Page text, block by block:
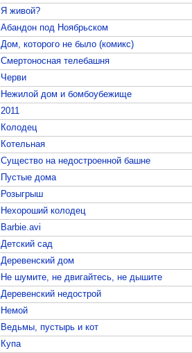
Я живой?
Абандон под Ноябрьском
Дом, которого не было (комикс)
Смертоносная телебашня
Черви
Нежилой дом и бомбоубежище
2011
Колодец
Котельная
Существо на недостроенной башне
Пустые дома
Розыгрыш
Нехороший колодец
Barbie.avi
Детский сад
Деревенский дом
Не шумите, не двигайтесь, не дышите
Деревенский недострой
Немой
Ведьмы, пустырь и кот
Купа